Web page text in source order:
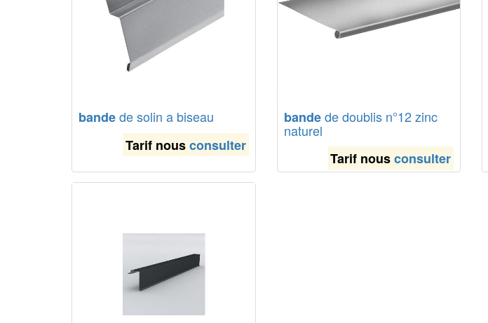
bandede solin a biseau
Tarif nousconsulter
bandede doublis n°12 zinc
naturel
Tarif nousconsulter